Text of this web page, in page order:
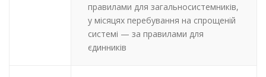
правилами для загальносистемників,
у місяцях перебування на спрощеній
системі — за правилами для
єдинників